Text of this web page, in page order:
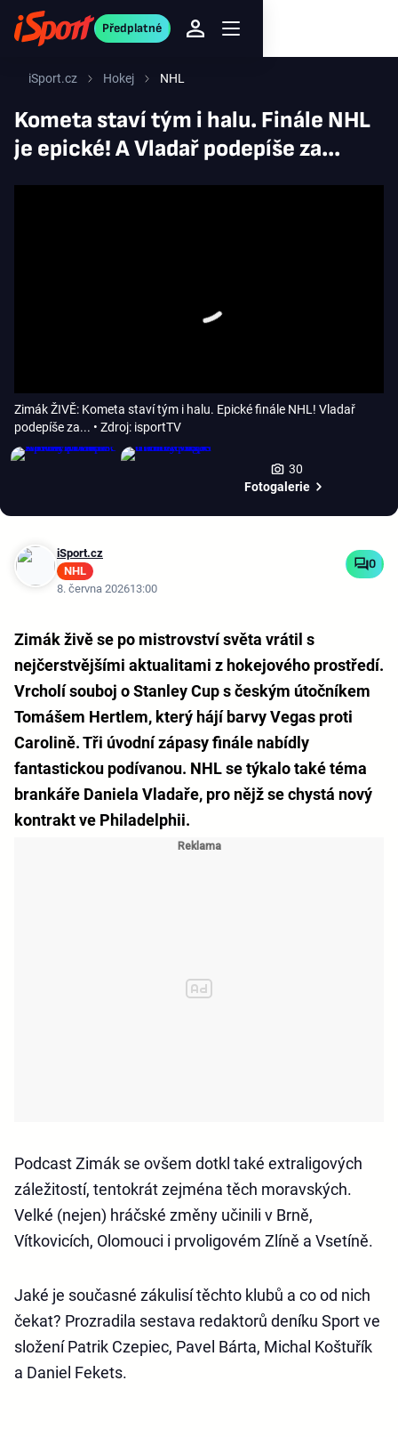
Předplatné
iSport.cz Hokej NHL
Kometa staví tým i halu. Finále NHL
je epické! A Vladař podepíše za...
Zimák ŽIVĚ: Kometa staví tým i halu. Epické finále NHL! Vladař
podepíše za... • Zdroj: isportTV
30
Fotogalerie
iSport.cz
NHL
8. června 202613:00
0
Zimák živě se po mistrovství světa vrátil s
nejčerstvějšími aktualitami z hokejového prostředí.
Vrcholí souboj o Stanley Cup s českým útočníkem
Tomášem Hertlem, který hájí barvy Vegas proti
Carolině. Tři úvodní zápasy finále nabídly
fantastickou podívanou. NHL se týkalo také téma
brankáře Daniela Vladaře, pro nějž se chystá nový
kontrakt ve Philadelphii.
Podcast Zimák se ovšem dotkl také extraligových
záležitostí, tentokrát zejména těch moravských.
Velké (nejen) hráčské změny učinili v Brně,
Vítkovicích, Olomouci i prvoligovém Zlíně a Vsetíně.
Jaké je současné zákulisí těchto klubů a co od nich
čekat? Prozradila sestava redaktorů deníku Sport ve
složení Patrik Czepiec, Pavel Bárta, Michal Koštuřík
a Daniel Fekets.